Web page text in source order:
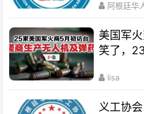
阿根廷华
美国军
笑了，
lisa
义工协